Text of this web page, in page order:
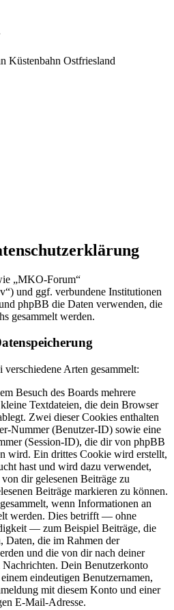
Küstenbahn Ostfriesland
„MKO-Forum“
und ggf. verbundene Institutionen
phpBB die Daten verwenden, die
gesammelt werden.
Arten gesammelt:
Besuch des Boards mehrere
Textdateien, die dein Browser
Zwei dieser Cookies enthalten
Nummer (Benutzer-ID) sowie eine
(Session-ID), die dir von phpBB
wird. Ein drittes Cookie wird erstellt,
hast und wird dazu verwendet,
dir gelesenen Beiträge zu
Beiträge markieren zu können.
wenn Informationen an
werden. Dies betrifft — ohne
— zum Beispiel Beiträge, die
Daten, die im Rahmen der
und die von dir nach deiner
Nachrichten. Dein Benutzerkonto
eindeutigen Benutzernamen,
mit diesem Konto und einer
E-Mail-Adresse.